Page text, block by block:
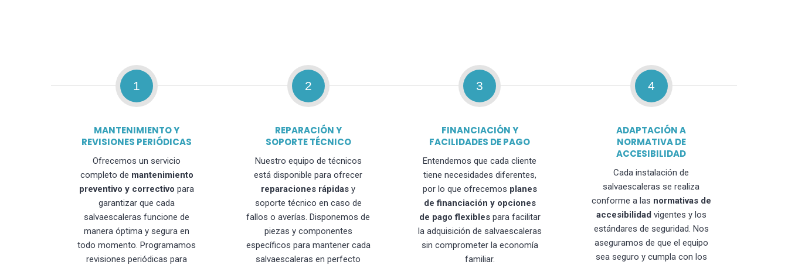
1
MANTENIMIENTO Y
REVISIONES PERIÓDICAS
Ofrecemos un servicio
completo de mantenimiento
preventivo y correctivo para
garantizar que cada
salvaescaleras funcione de
manera óptima y segura en
todo momento. Programamos
revisiones periódicas para
2
REPARACIÓN Y
SOPORTE TÉCNICO
Nuestro equipo de técnicos
está disponible para ofrecer
reparaciones rápidas y
soporte técnico en caso de
fallos o averías. Disponemos de
piezas y componentes
específicos para mantener cada
salvaescaleras en perfecto
3
FINANCIACIÓN Y
FACILIDADES DE PAGO
Entendemos que cada cliente
tiene necesidades diferentes,
por lo que ofrecemos planes
de financiación y opciones
de pago flexiblespara facilitar
la adquisición de salvaescaleras
sin comprometer la economía
familiar.
4
ADAPTACIÓN A
NORMATIVA DE
ACCESIBILIDAD
Cada instalación de
salvaescaleras se realiza
conforme a las normativas de
accesibilidad vigentes y los
estándares de seguridad. Nos
aseguramos de que el equipo
sea seguro y cumpla con los